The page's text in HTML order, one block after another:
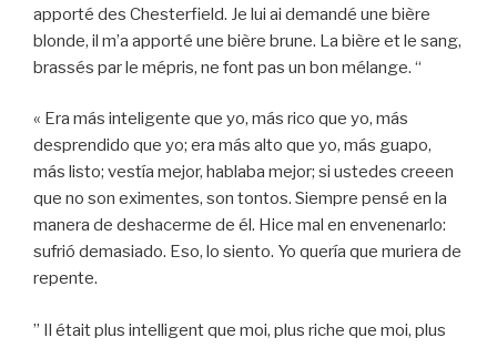
apporté des Chesterfield. Je lui ai demandé une bière
blonde, il m’a apporté une bière brune. La bière et le sang,
brassés par le mépris, ne font pas un bon mélange. “
« Era más inteligente que yo, más rico que yo, más
desprendido que yo; era más alto que yo, más guapo,
más listo; vestía mejor, hablaba mejor; si ustedes creeen
que no son eximentes, son tontos. Siempre pensé en la
manera de deshacerme de él. Hice mal en envenenarlo:
sufrió demasiado. Eso, lo siento. Yo quería que muriera de
repente.
” Il était plus intelligent que moi, plus riche que moi, plus